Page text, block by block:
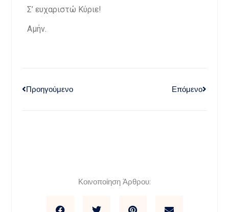
Σ’ ευχαριστώ Κύριε!
Αμήν.
Προηγούμενο Επόμενο
Κοινοποίηση Άρθρου: